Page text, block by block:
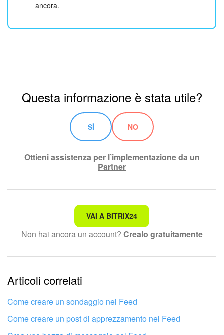
ancora.
Questa informazione è stata utile?
SÌ NO
Ottieni assistenza per l’implementazione da un
Partner
Non è quello che sto cercando.
Testo complesso e incomprensibile
Le informazioni sono obsolete.
Troppo breve, ho bisogno di maggiori informazioni.
Non mi soddisfa come funziona questo strumento
VAI A BITRIX24
Non hai ancora un account? Crealo gratuitamente
Articoli correlati
Come creare un sondaggio nel Feed
Come creare un post di apprezzamento nel Feed